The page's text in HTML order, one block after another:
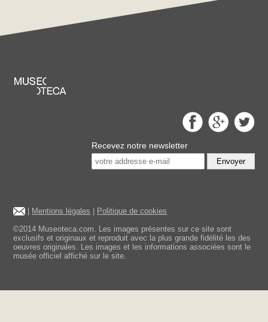
Recevez notre newsletter
Envoyer
Mentions légales
Politique de cookies
©2014 Museoteca.com. Les images présentes sur ce site sont
exclusifs et originaux et reproduit avec la plus grande fidélité les des
oeuvres originales. Les images et les informations associées sont le
musée officiel affiché sur le site.